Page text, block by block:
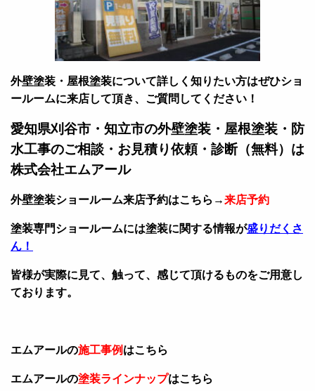
外壁塗装・屋根塗装について詳しく知りたい方はぜひショ
ールームに来店して頂き、ご質問してください！
愛知県刈谷市・知立市の外壁塗装・屋根塗装・防
水工事のご相談・お見積り依頼・診断（無料）は
株式会社エムアール
外壁塗装ショールーム来店予約はこちら→来店予約
塗装専門ショールームには塗装に関する情報が盛りだくさ
ん！
皆様が実際に見て、触って、感じて頂けるものをご用意し
ております。
エムアールの施工事例 はこちら
エムアールの塗装ラインナップはこちら